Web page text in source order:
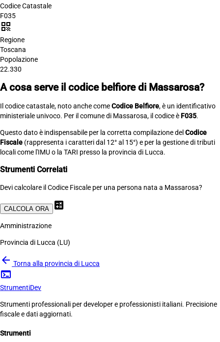
Codice Catastale
F035
qr_code
Regione
Toscana
Popolazione
22.330
A cosa serve il codice belfiore di Massarosa?
Il codice catastale, noto anche comeCodice Belfiore, è un identificativo
ministeriale univoco. Per il comune di Massarosa, il codice è F035.
Questo dato è indispensabile per la corretta compilazione del Codice
Fiscale (rappresenta i caratteri dal 12° al 15°) e per la gestione di tributi
locali come l'IMU o la TARI presso la provincia di Lucca.
Strumenti Correlati
Devi calcolare il Codice Fiscale per una persona nata a Massarosa?
CALCOLA ORA calculate
Amministrazione
Provincia di Lucca (LU)
arrow_back Torna alla provincia di Lucca
terminal
StrumentiDev
Strumenti professionali per developer e professionisti italiani. Precisione
fiscale e dati aggiornati.
Strumenti